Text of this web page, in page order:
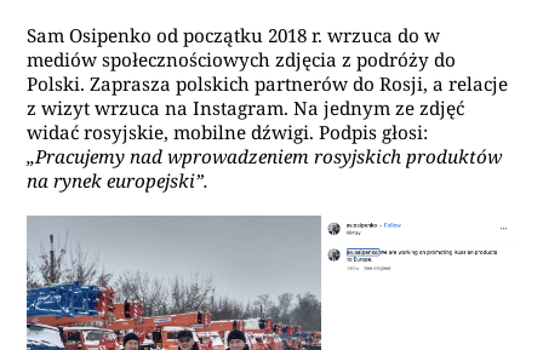
Sam Osipenko od początku 2018 r. wrzuca do w
mediów społecznościowych zdjęcia z podróży do
Polski. Zaprasza polskich partnerów do Rosji, a relacje
z wizyt wrzuca na Instagram. Na jednym ze zdjęć
widać rosyjskie, mobilne dźwigi. Podpis głosi:
„Pracujemy nad wprowadzeniem rosyjskich produktów
na rynek europejski”.